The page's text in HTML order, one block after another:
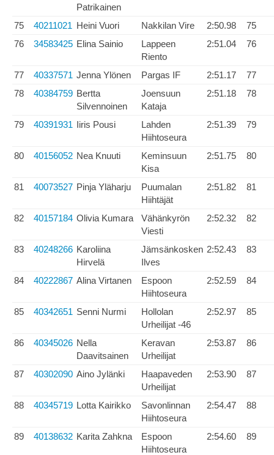
Patrikainen
75 40211021 Heini Vuori Nakkilan Vire 2:50.98
75
76
34583425 Elina Sainio
Lappeen
Riento
2:51.04 76
77 40337571 Jenna Ylönen Pargas IF 2:51.17
77
78
40384759 Bertta
Silvennoinen
Joensuun
Kataja
2:51.18 78
79 40391931 Iiris Pousi
Lahden
Hiihtoseura
2:51.39 79
80 40156052 Nea Knuuti
Keminsuun
Kisa
2:51.75 80
81 40073527 Pinja Yläharju
Puumalan
Hiihtäjät
2:51.82 81
82 40157184 Olivia Kumara
Vähänkyrön
Viesti
2:52.32 82
83 40248266 Karoliina
Hirvelä
Jämsänkosken
Ilves
2:52.43 83
84 40222867 Alina Virtanen
Espoon
Hiihtoseura
2:52.59 84
85 40342651 Senni Nurmi
Hollolan
Urheilijat -46
2:52.97 85
86 40345026 Nella
Daavitsainen
Keravan
Urheilijat
2:53.87 86
87 40302090 Aino Jylänki
Haapaveden
Urheilijat
2:53.90 87
88 40345719 Lotta Kairikko
Savonlinnan
Hiihtoseura
2:54.47 88
89 40138632 Karita Zahkna
Espoon
Hiihtoseura
2:54.60 89